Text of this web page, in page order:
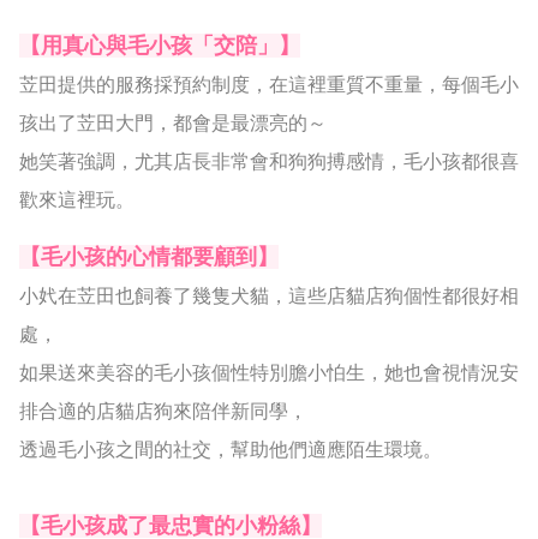
【用真心與毛小孩「交陪」】
苙田提供的服務採預約制度，在這裡重質不重量，每個毛小
孩出了苙田大門，都會是最漂亮的～
她笑著強調，尤其店長非常會和狗狗搏感情，毛小孩都很喜
歡來這裡玩。
【毛小孩的心情都要顧到】
小㚤在苙田也飼養了幾隻犬貓，這些店貓店狗個性都很好相
處，
如果送來美容的毛小孩個性特別膽小怕生，她也會視情況安
排合適的店貓店狗來陪伴新同學，
透過毛小孩之間的社交，幫助他們適應陌生環境。
【毛小孩成了最忠實的小粉絲】